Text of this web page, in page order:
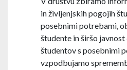
in življenjskih pogojih
posebnimi potrebami,
študente in širšo javnost
študentov s posebnimi
vzpodbujamo